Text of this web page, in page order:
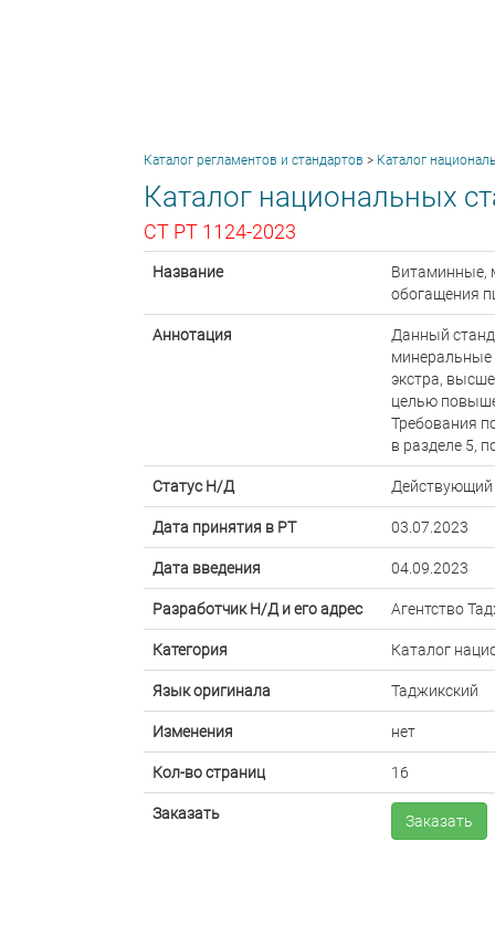
Каталог регламентов и стандартов > Каталог
Каталог национальных
СТ РТ 1124-2023
Название
Витаминные,
обогащения
Аннотация
Данный
минеральные
экстра,
целью
Требования
в разделе 5,
Статус Н/Д Действующий
Дата принятия в РТ 03.07.2023
Дата введения 04.09.2023
Разработчик Н/Д и его адрес Агентство
Категория Каталог
Язык оригинала Таджикский
Изменения нет
Кол-во страниц 16
Заказать Заказать